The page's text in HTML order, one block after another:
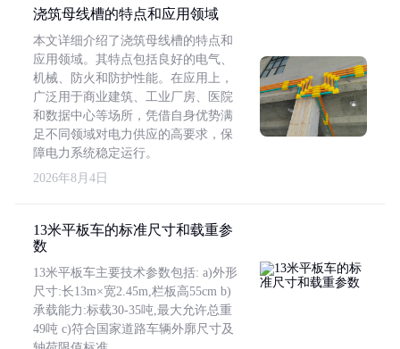
浇筑母线槽的特点和应用领域
本文详细介绍了浇筑母线槽的特点和
应用领域。其特点包括良好的电气、
机械、防火和防护性能。在应用上，
广泛用于商业建筑、工业厂房、医院
和数据中心等场所，凭借自身优势满
足不同领域对电力供应的高要求，保
障电力系统稳定运行。
2026年8月4日
13米平板车的标准尺寸和载重参
数
13米平板车主要技术参数包括: a)外形
尺寸:长13m×宽2.45m,栏板高55cm b)
承载能力:标载30-35吨,最大允许总重
49吨 c)符合国家道路车辆外廓尺寸及